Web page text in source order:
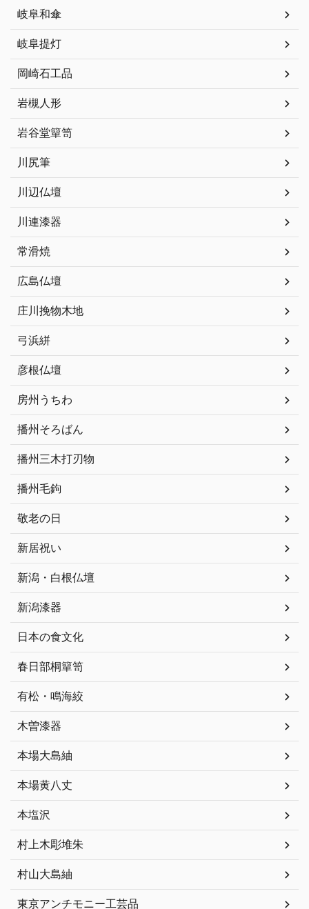
岐阜和傘
岐阜提灯
岡崎石工品
岩槻人形
岩谷堂簞笥
川尻筆
川辺仏壇
川連漆器
常滑焼
広島仏壇
庄川挽物木地
弓浜絣
彦根仏壇
房州うちわ
播州そろばん
播州三木打刃物
播州毛鉤
敬老の日
新居祝い
新潟・白根仏壇
新潟漆器
日本の食文化
春日部桐簞笥
有松・鳴海絞
木曽漆器
本場大島紬
本場黄八丈
本塩沢
村上木彫堆朱
村山大島紬
東京アンチモニー工芸品